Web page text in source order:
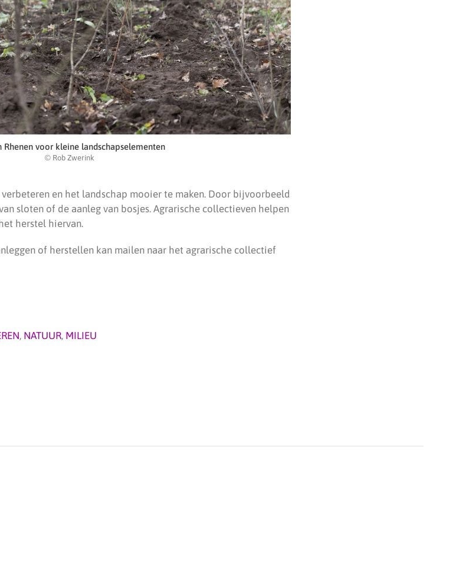
Rhenen voor kleine landschapselementen
© Rob Zwerink
en het landschap mooier te maken. Door bijvoorbeeld
sloten of de aanleg van bosjes. Agrarische collectieven helpen
herstel hiervan.
of herstellen kan mailen naar het agrarische collectief
, NATUUR, MILIEU